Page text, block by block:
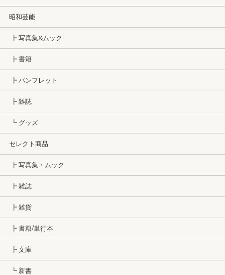
昭和芸能
┣ 写真集&ムック
┣ 書籍
┣ パンフレット
┣ 雑誌
┗ グッズ
セレクト商品
┣ 写真集・ムック
┣ 雑誌
┣ 雑貨
┣ 書籍/単行本
┣ 文庫
┗ 新書